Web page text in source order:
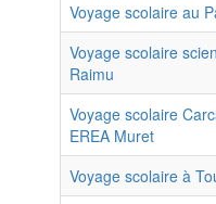
Voyage scolaire au
Voyage scolaire
Raimu
Voyage scolaire
EREA Muret
Voyage scolaire à